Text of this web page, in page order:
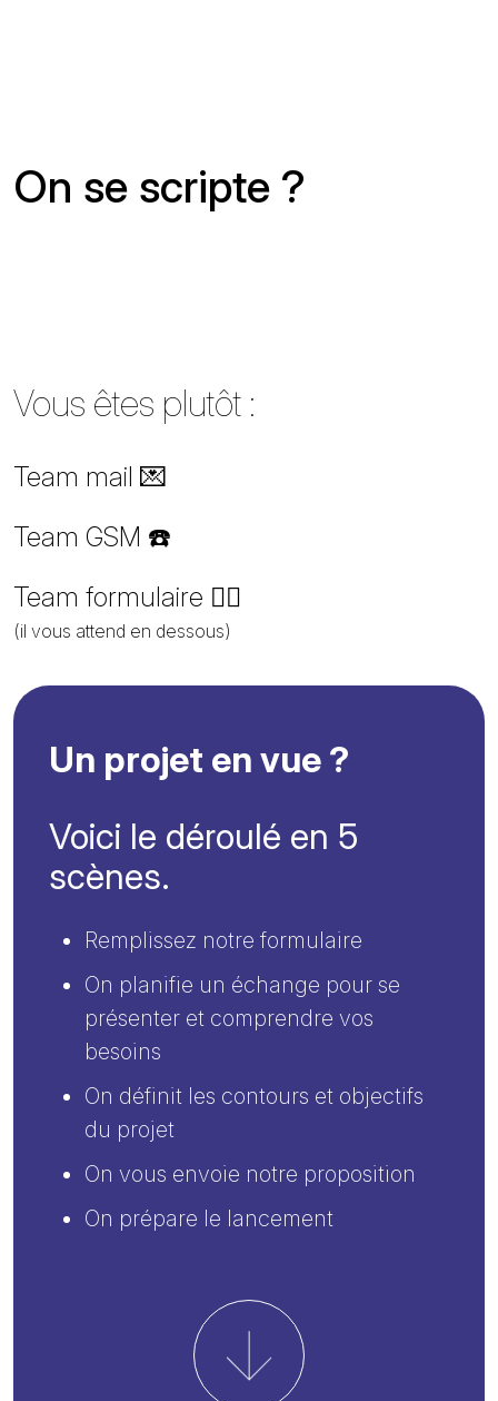
On se scripte ?
Vous êtes plutôt :
Team mail 💌
Team GSM ☎️
Team formulaire ✍🏻
(il vous attend en dessous)
Un projet en vue ?
Voici le déroulé en 5
scènes.
Remplissez notre formulaire
On planifie un échange pour se
présenter et comprendre vos
besoins
On définit les contours et objectifs
du projet
On vous envoie notre proposition
On prépare le lancement